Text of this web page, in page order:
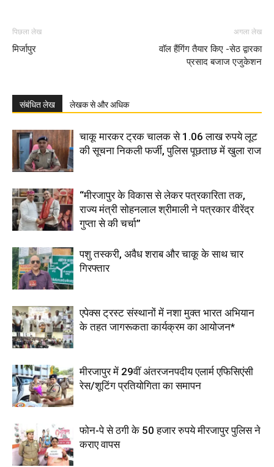
पिछला लेख
मिर्जापुर
अगला लेख
वाॅल हैंगिंग तैयार किए -सेठ द्वारका
प्रसाद बजाज एजुकेशन
संबंधित लेख लेखक से और अधिक
चाकू मारकर ट्रक चालक से 1.06 लाख रुपये लूट
की सूचना निकली फर्जी, पुलिस पूछताछ में खुला राज
“मीरजापुर के विकास से लेकर पत्रकारिता तक,
राज्य मंत्री सोहनलाल श्रीमाली ने पत्रकार वीरेंद्र
गुप्ता से की चर्चा”
पशु तस्करी, अवैध शराब और चाकू के साथ चार
गिरफ्तार
एपेक्स ट्रस्ट संस्थानों में नशा मुक्त भारत अभियान
के तहत जागरूकता कार्यक्रम का आयोजन*
मीरजापुर में 29वीं अंतरजनपदीय एलार्म एफिसिएंसी
रेस/शूटिंग प्रतियोगिता का समापन
फोन-पे से ठगी के 50 हजार रुपये मीरजापुर पुलिस ने
कराए वापस